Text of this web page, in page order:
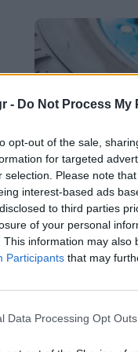
- Do Not Process
opt-out of the sale,
for targeted
selection. Please note
interest-based ads
to third parties
of your personal
This information may
Participants that may
Data Processing Opt Outs
αγορά
plug-in
καύσιμα.